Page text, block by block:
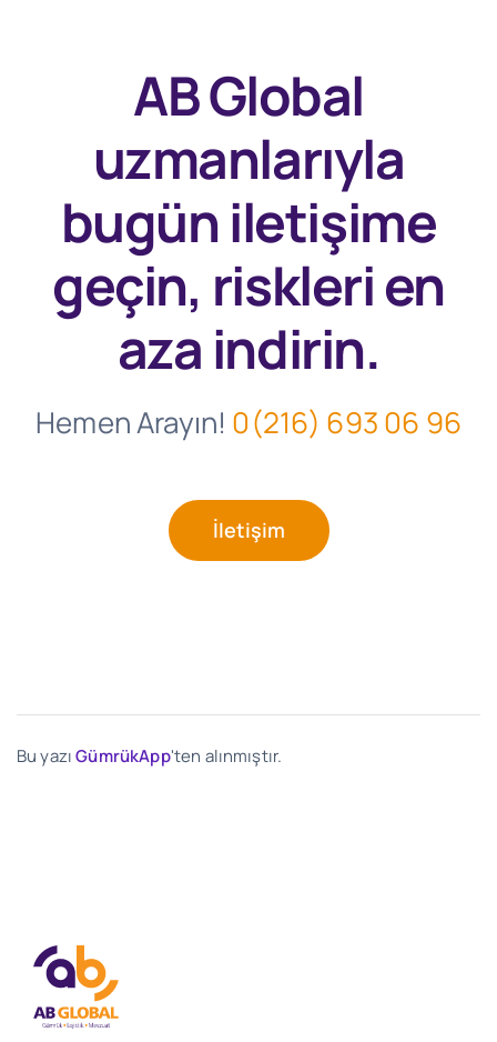
AB Global
uzmanlarıyla
bugüniletişime
geçin, riskleri en
aza indirin.
Hemen Arayın! 0(216) 693 06 96
İletişim
Bu yazıGümrükApp'ten alınmıştır.